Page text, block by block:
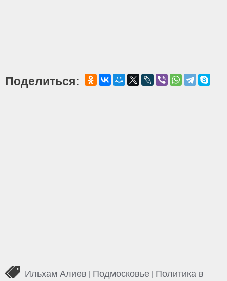
Поделиться:
Ильхам Алиев Подмосковье
Политика в